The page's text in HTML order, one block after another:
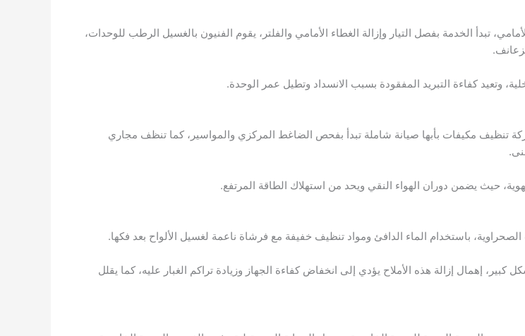
تبدأ الخدمة بفصل التيار وإزالة الغطاء الأمامي والفلتر، يقوم الفنيون بالغسيل الرطب للوحدات،
وتعيد كفاءة التبريد المفقودة بسبب الانسداد وتطيل عمر الوحدة.
تنظيف مكيفات بأبها صيانة شاملة تبدأ بفحص الضاغط المركزي والمواسير، كما تنظف مجاري
حيث يضمن دوران الهواء النقي ويحد من استهلاك الطاقة المرتفع.
باستخدام الماء الدافئ ومواد تنظيف خفيفة مع فرشاة ناعمة لغسيل الألواح بعد فكها.
إهمال إزالة هذه الأملاح يؤدي إلى انخفاض كفاءة الجهاز وزيادة تراكم الغبار عليه، كما يقلل